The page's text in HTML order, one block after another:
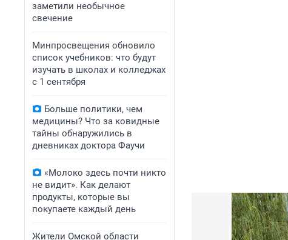
заметили необычное
свечение
Минпросвещения обновило
список учебников: что будут
изучать в школах и колледжах
с 1 сентября
Больше политики, чем
медицины? Что за ковидные
тайны обнаружились в
дневниках доктора Фаучи
«Молоко здесь почти никто
не видит». Как делают
продукты, которые вы
покупаете каждый день
Жители Омской области